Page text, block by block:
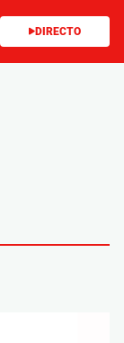
DIRECTO